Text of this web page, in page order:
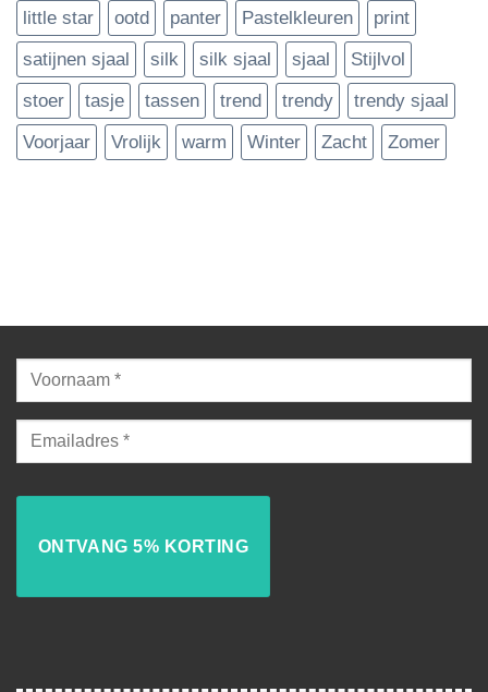
little star
ootd panter Pastelkleuren
print
satijnen sjaal
silk silk sjaal sjaal
Stijlvol
stoer
tasje tassen trend trendy
trendy sjaal
Voorjaar
Vrolijk warm Winter Zacht Zomer